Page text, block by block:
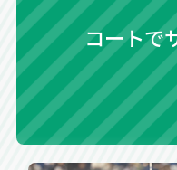
コートで